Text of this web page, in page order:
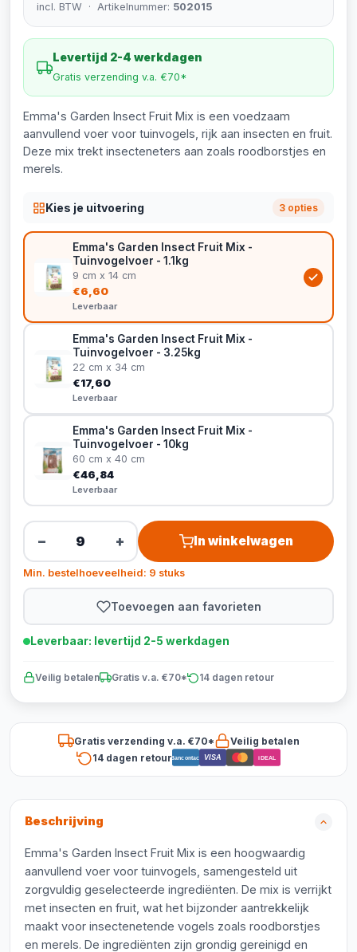
incl. BTW · Artikelnummer: 502015
Levertijd 2-4 werkdagen
Gratis verzending v.a. €70*
Emma's Garden Insect Fruit Mix is een voedzaam
aanvullend voer voor tuinvogels, rijk aan insecten en fruit.
Deze mix trekt insecteneters aan zoals roodborstjes en
merels.
Kies je uitvoering 3 opties
Emma's Garden Insect Fruit Mix -
Tuinvogelvoer - 1.1kg
9 cm x 14 cm
€6,60
Leverbaar
Emma's Garden Insect Fruit Mix -
Tuinvogelvoer - 3.25kg
22 cm x 34 cm
€17,60
Leverbaar
Emma's Garden Insect Fruit Mix -
Tuinvogelvoer - 10kg
60 cm x 40 cm
€46,84
Leverbaar
− + In winkelwagen
Min. bestelhoeveelheid: 9 stuks
Toevoegen aan favorieten
Leverbaar: levertijd 2-5 werkdagen
Veilig betalen Gratis v.a. €70* 14 dagen retour
Gratis verzending v.a. €70*
Veilig betalen
14 dagen retourBancontact VISA iDEAL
Beschrijving
Emma's Garden Insect Fruit Mix is een hoogwaardig
aanvullend voer voor tuinvogels, samengesteld uit
zorgvuldig geselecteerde ingrediënten. De mix is verrijkt
met insecten en fruit, wat het bijzonder aantrekkelijk
maakt voor insectenetende vogels zoals roodborstjes
en merels. De ingrediënten zijn grondig gereinigd en